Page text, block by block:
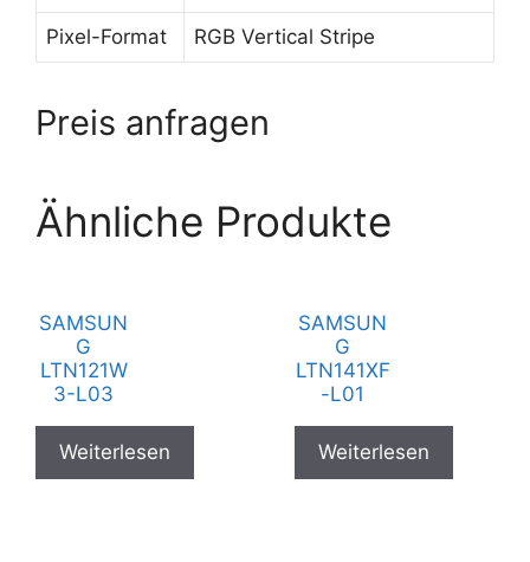
Pixel-Format RGB Vertical Stripe
Preis anfragen
Ähnliche Produkte
SAMSUN
G
LTN121W
3-L03
Weiterlesen
SAMSUN
G
LTN141XF
-L01
Weiterlesen